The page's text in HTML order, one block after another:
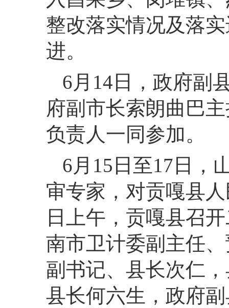
整改落实情况及落
进。
6月14日，政府副
府副市长索朗曲巴
负责人一同参加。
6月15日至17日，
审专家，对贡嘎县
日上午，贡嘎县召
南市卫计委副主任
副书记、县长次仁
县长何六生，政府